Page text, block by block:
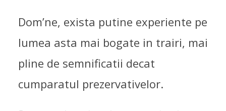
Dom’ne, exista putine experiente pe
lumea asta mai bogate in trairi, mai
pline de semnificatii decat
cumparatul prezervativelor.